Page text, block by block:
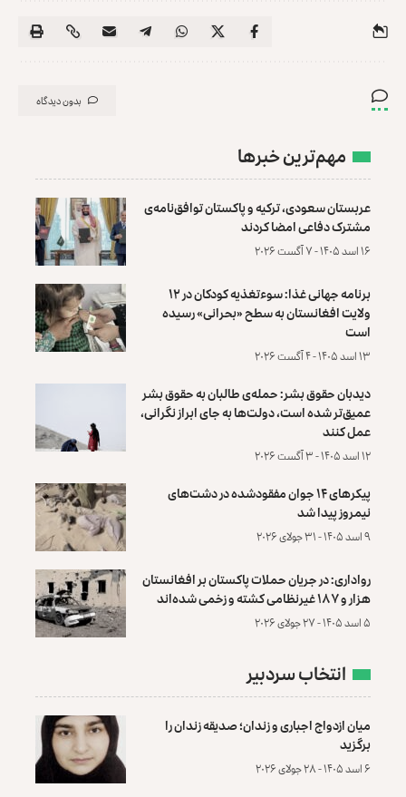
بدون دیدگاه
مهم‌ترین خبرها
عربستان سعودی، ترکیه و پاکستان توافق‌نامه‌ی
مشترک دفاعی امضا کردند
۱۶ اسد ۱۴۰۵ - ۷ آگست ۲۰۲۶
برنامه جهانی غذا: سوءتغذیه کودکان در ۱۲
ولایت افغانستان به سطح «بحرانی» رسیده
است
۱۳ اسد ۱۴۰۵ - ۴ آگست ۲۰۲۶
دیدبان حقوق بشر: حمله‌ی طالبان به حقوق بشر
عمیق‌تر شده است، دولت‌ها به جای ابراز نگرانی،
عمل کنند
۱۲ اسد ۱۴۰۵ - ۳ آگست ۲۰۲۶
پیکرهای ۱۴ جوان مفقودشده در دشت‌های
نیمروز پیدا شد
۹ اسد ۱۴۰۵ - ۳۱ جولای ۲۰۲۶
رواداری: در جریان حملات پاکستان بر افغانستان
هزار و ۱۸۷ غیرنظامی کشته و زخمی شده‌اند
۵ اسد ۱۴۰۵ - ۲۷ جولای ۲۰۲۶
انتخاب سردبیر
میان ازدواج اجباری و زندان؛ صدیقه زندان را
برگزید
۶ اسد ۱۴۰۵ - ۲۸ جولای ۲۰۲۶